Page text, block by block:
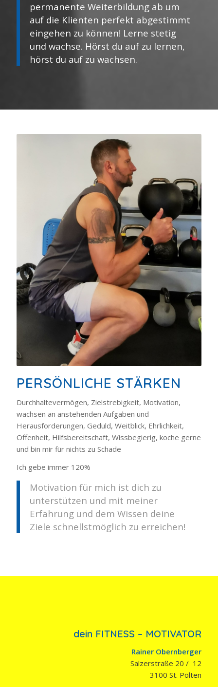
permanente Weiterbildung ab um
auf die Klienten perfekt abgestimmt
eingehen zu können! Lerne stetig
und wachse. Hörst du auf zu lernen,
hörst du auf zu wachsen.
PERSÖNLICHE STÄRKEN
Durchhaltevermögen, Zielstrebigkeit, Motivation,
wachsen an anstehenden Aufgaben und
Herausforderungen, Geduld, Weitblick, Ehrlichkeit,
Offenheit, Hilfsbereitschaft, Wissbegierig, koche gerne
und bin mir für nichts zu Schade
Ich gebe immer 120%
Motivation für mich ist dich zu
unterstützen und mit meiner
Erfahrung und dem Wissen deine
Ziele schnellstmöglich zu erreichen!
dein FITNESS – MOTIVATOR
Rainer Obernberger
Salzerstraße 20 / 12
3100 St. Pölten